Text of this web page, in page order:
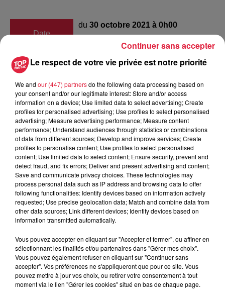
Date
du 30 octobre 2021 à 0h00
30 octobre 2021 à 0h00
Lieu WIDENSOLEN (68)
Organisateur
Horrenberger Karen
0786220436
actibulles@gmail.com
Tarif Gratuit
Frissons d’Halloween à Widensolen. Pour la première fois à
Widensolen, l’association ActiBulles propose un événement
d’Halloween pour les plus téméraires à la recherche du
grand frisson Venez découvrir le tunnel de l’horreur : à l’orée
Le respect de votre vie privée est notre priorité
We and our (447) partnersdo the following data processing based on
your consent and/or our legitimate interest: Store and/or access
information on a device; Use limited data to select advertising; Create
profiles for personalised advertising; Use profiles to select personalised
advertising; Measure advertising performance; Measure content
performance; Understand audiences through statistics or combinations
of data from different sources; Develop and improve services; Create
profiles to personalise content; Use profiles to select personalised
content; Use limited data to select content; Ensure security, prevent and
detect fraud, and fix errors; Deliver and present advertising and content;
Save and communicate privacy choices. These technologies may
process personal data such as IP address and browsing data to offer
following functionalities: Identify devices based on information actively
requested; Use precise geolocation data; Match and combine data from
other data sources; Link different devices; Identify devices based on
information transmitted automatically.
Vous pouvez accepter en cliquant sur "Accepter et fermer", ou affiner en
sélectionnant les finalités et/ou partenaires dans "Gérer mes choix".
Vous pouvez également refuser en cliquant sur "Continuer sans
accepter". Vos préférences ne s'appliqueront que pour ce site. Vous
pouvez mettre à jour vos choix, ou retirer votre consentement à tout
moment via le lien "Gérer les cookies" situé en bas de chaque page.
Continuer sans accepter